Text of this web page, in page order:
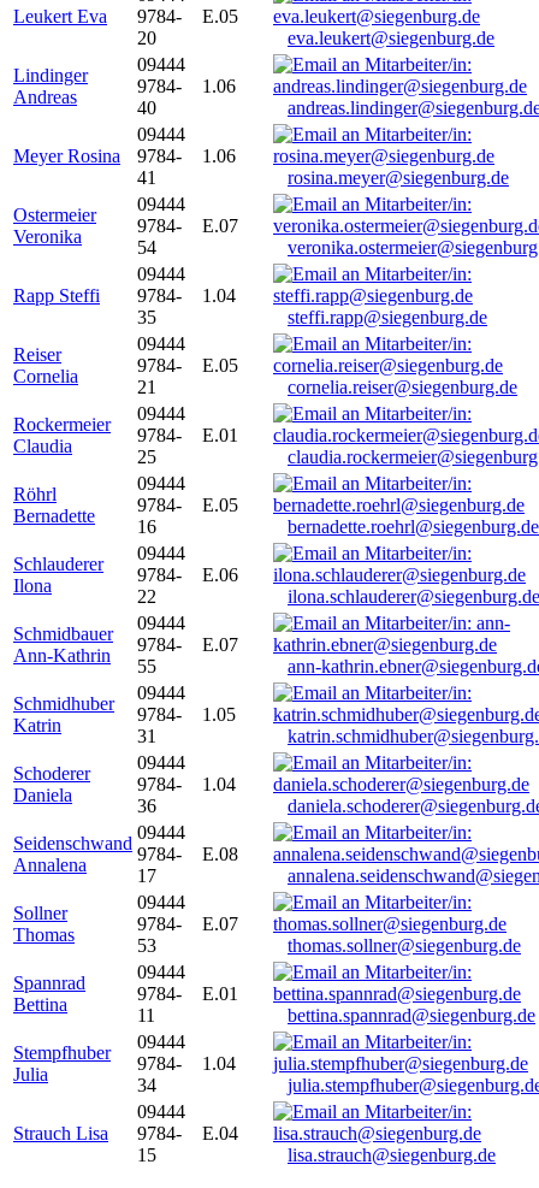
Leukert Eva
9784-
20
E.05
eva.leukert@siegenburg.de
Lindinger
Andreas
09444
9784-
40
1.06
Meyer Rosina
09444
9784-
41
1.06
rosina.meyer@siegenburg.de
Ostermeier
Veronika
09444
9784-
54
E.07
Rapp Steffi
09444
9784-
35
1.04
steffi.rapp@siegenburg.de
Reiser
Cornelia
09444
9784-
21
E.05
cornelia.reiser@siegenburg.de
Rockermeier
Claudia
09444
9784-
25
E.01
Röhrl
Bernadette
09444
9784-
16
E.05
bernadette.roehrl@siegenburg.de
Schlauderer
Ilona
09444
9784-
22
E.06
ilona.schlauderer@siegenburg.de
Schmidbauer
Ann-Kathrin
09444
9784-
55
E.07
ann-
Schmidhuber
Katrin
09444
9784-
31
1.05
Schoderer
Daniela
09444
9784-
36
1.04
Seidenschwand
Annalena
09444
9784-
17
E.08
Sollner
Thomas
09444
9784-
53
E.07
thomas.sollner@siegenburg.de
Spannrad
Bettina
09444
9784-
11
E.01
bettina.spannrad@siegenburg.de
Stempfhuber
Julia
09444
9784-
34
1.04
Strauch Lisa
09444
9784-
15
E.04
lisa.strauch@siegenburg.de